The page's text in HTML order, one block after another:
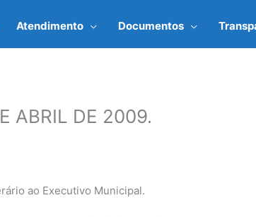
Atendimento Documentos
ABRIL DE 2009.
ao Executivo Municipal.